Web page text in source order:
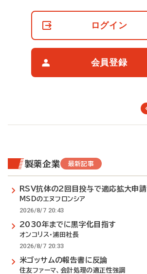
ログイン
会員登録
製薬企業 最新記事
RSV抗体の2回目投与で適応拡大申請
MSDのエヌフロンシア
2026/8/7 20:43
2030年までに黒字化目指す
オンコリス・浦田社長
2026/8/7 20:33
米ゴッサムの報告書に反論
住友ファーマ、会計処理の適正性強調